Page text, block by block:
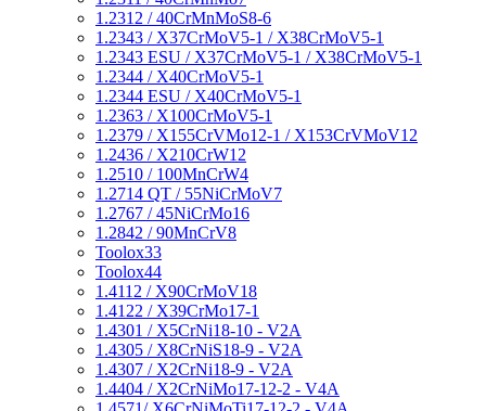
1.2312 / 40CrMnMoS8-6
1.2343 / X37CrMoV5-1 / X38CrMoV5-1
1.2343 ESU / X37CrMoV5-1 / X38CrMoV5-1
1.2344 / X40CrMoV5-1
1.2344 ESU / X40CrMoV5-1
1.2363 / X100CrMoV5-1
1.2379 / X155CrVMo12-1 / X153CrVMoV12
1.2436 / X210CrW12
1.2510 / 100MnCrW4
1.2714 QT / 55NiCrMoV7
1.2767 / 45NiCrMo16
1.2842 / 90MnCrV8
Toolox33
Toolox44
1.4112 / X90CrMoV18
1.4122 / X39CrMo17-1
1.4301 / X5CrNi18-10 - V2A
1.4305 / X8CrNiS18-9 - V2A
1.4307 / X2CrNi18-9 - V2A
1.4404 / X2CrNiMo17-12-2 - V4A